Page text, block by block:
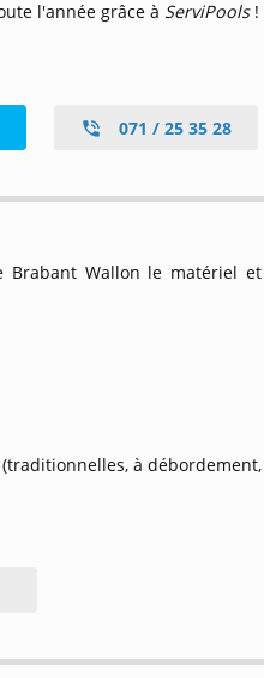
l'année grâce à ServiPools !
071 / 25 35 28
Wallon le matériel et
à débordement,